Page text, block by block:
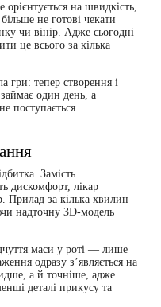
орієнтується на швидкість,
не готові чекати
чи вінір. Адже сьогодні
це всього за кілька
гри: тепер створення і
займає один день, а
поступається
. Замість
дискомфорт, лікар
Прилад за кілька хвилин
надточну 3D-модель
маси у роті — лише
одразу з’являється на
а й точніше, адже
деталі прикусу та